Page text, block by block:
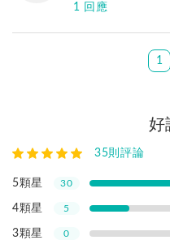
蘆巴茶、黑豆水...
1 回應
亞尼活力
您好，可以唷，
膠原蛋白、維他
Line@專業諮詢
1
好
35則評論
5顆星 30
4顆星 5
3顆星 0